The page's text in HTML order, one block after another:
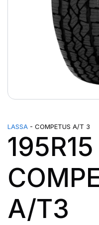
LASSA - COMPETUS A/T 3
A/T3